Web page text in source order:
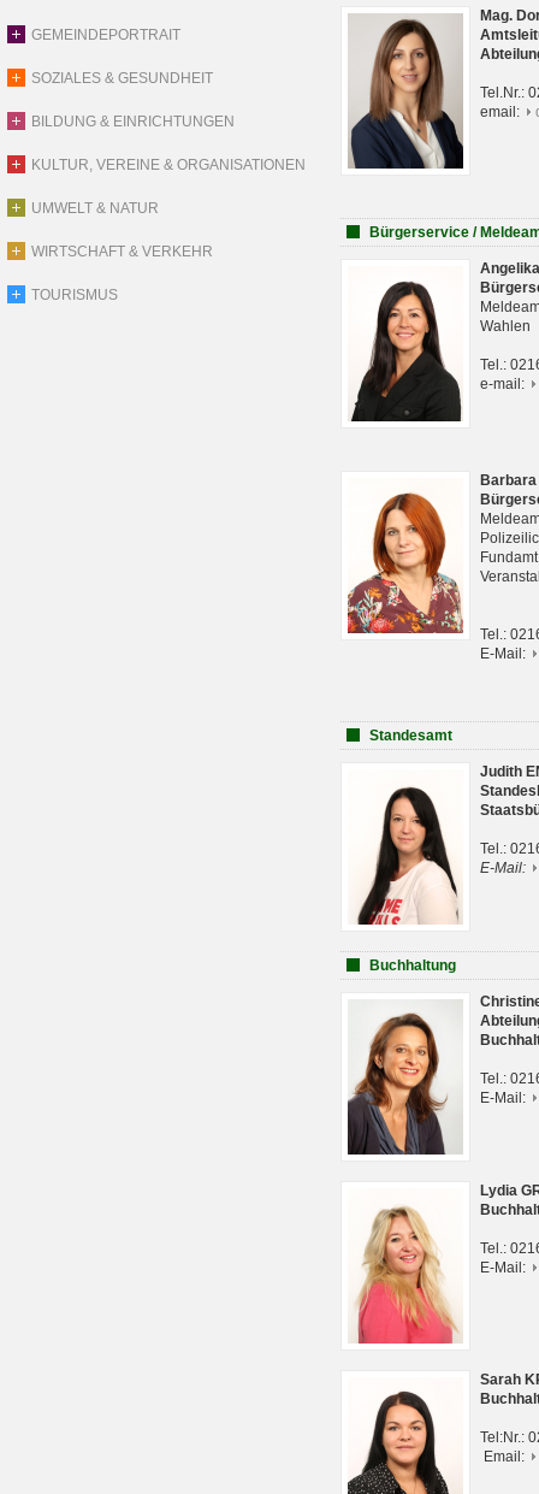
GEMEINDEPORTRAIT
SOZIALES & GESUNDHEIT
BILDUNG & EINRICHTUNGEN
KULTUR, VEREINE & ORGANISATIONEN
UMWELT & NATUR
WIRTSCHAFT & VERKEHR
TOURISMUS
Mag.
Tel.Nr.:
email:
Bürgerservice /
Wahlen
Tel.:
e-mail:
Tel.:
E-Mail:
Standesamt
Judith
Tel.:
E-Mail:
Buchhaltung
Tel.:
E-Mail:
Lydia
Tel.:
E-Mail:
Sarah
Tel:Nr.:
Email: